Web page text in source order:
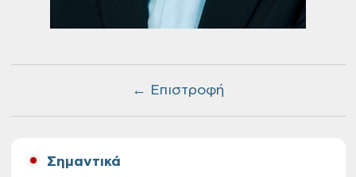
← Επιστροφή
Σημαντικά